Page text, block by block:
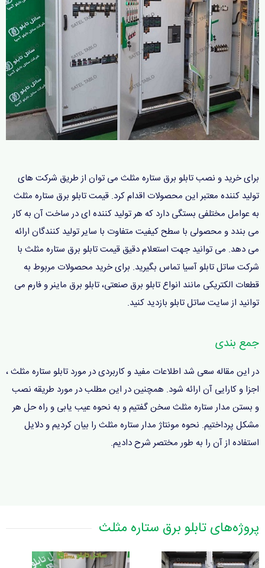
برای خرید و نصب تابلو برق ستاره مثلث می توان از طریق شرکت های
تولید کننده معتبر این محصولات اقدام کرد. قیمت تابلو برق ستاره مثلث
به عوامل مختلفی بستگی دارد که هر تولید کننده ای در ساخت آن به کار
می بندد و محصولی با سطح کیفیت متفاوت با سایر تولید کنندگان ارائه
می دهد. می توانید جهت استعلام دقیق قیمت تابلو برق ستاره مثلث با
شرکت ساتل تابلو آسیا تماس بگیرید. برای خرید محصولات مربوط به
قطعات الکتریکی مانند انواع تابلو برق صنعتی، تابلو برق ماینر و فارم می
توانید از سایت ساتل تابلو بازدید کنید.
جمع بندی
در این مقاله سعی شد اطلاعات مفید و کاربردی در مورد تابلو ستاره مثلث ،
اجزا و کارایی آن ارائه شود. همچنین در این مطلب در مورد طریقه نصب
و بستن مدار ستاره مثلث سخن گفتیم و به نحوه عیب یابی و راه حل هر
مشکل پرداختیم. نحوه مونتاژ مدار ستاره مثلث را بیان کردیم و دلایل
استفاده از آن را به طور مختصر شرح دادیم.
پروژه‌های تابلو برق ستاره مثلث